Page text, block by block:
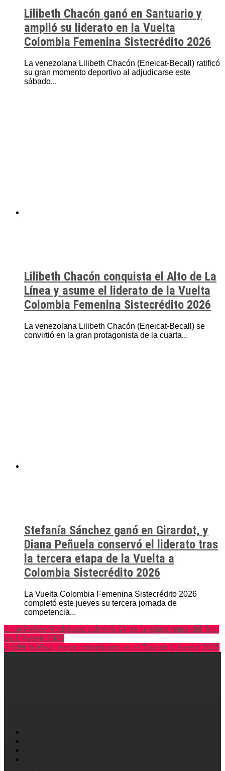
Lilibeth Chacón ganó en Santuario y
amplió su liderato en la Vuelta
Colombia Femenina Sistecrédito 2026
La venezolana Lilibeth Chacón (Eneicat-Becall) ratificó
su gran momento deportivo al adjudicarse este
sábado...
Lilibeth Chacón conquista el Alto de La
Línea y asume el liderato de la Vuelta
Colombia Femenina Sistecrédito 2026
La venezolana Lilibeth Chacón (Eneicat-Becall) se
convirtió en la gran protagonista de la cuarta...
Stefanía Sánchez ganó en Girardot, y
Diana Peñuela conservó el liderato tras
la tercera etapa de la Vuelta a
Colombia Sistecrédito 2026
La Vuelta Colombia Femenina Sistecrédito 2026
completó este jueves su tercera jornada de
competencia...
Juan Felipe Rodríguez culminó 14 en la etapa reina del Tour
de L’Avenir 2025
Jaider Muñoz, mejor colombiano en el Tour de L’Avenir 2025